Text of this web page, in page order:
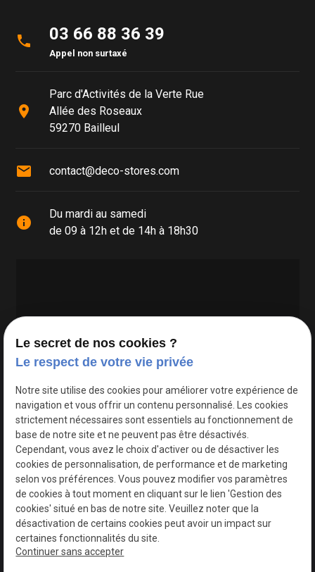
phone 03 66 88 36 39
Appel non surtaxé
place
Parc d'Activités de la Verte Rue
Allée des Roseaux
59270 Bailleul
mail contact@deco-stores.com
info
Du mardi au samedi
de 09 à 12h et de 14h à 18h30
Google Maps Search API est désactivé.
Le secret de nos cookies ?
Le respect de votre vie privée
Notre site utilise des cookies pour améliorer votre expérience de
navigation et vous offrir un contenu personnalisé. Les cookies
strictement nécessaires sont essentiels au fonctionnement de
base de notre site et ne peuvent pas être désactivés.
Cependant, vous avez le choix d'activer ou de désactiver les
cookies de personnalisation, de performance et de marketing
selon vos préférences. Vous pouvez modifier vos paramètres
de cookies à tout moment en cliquant sur le lien 'Gestion des
cookies' situé en bas de notre site. Veuillez noter que la
désactivation de certains cookies peut avoir un impact sur
certaines fonctionnalités du site.
Continuer sans accepter